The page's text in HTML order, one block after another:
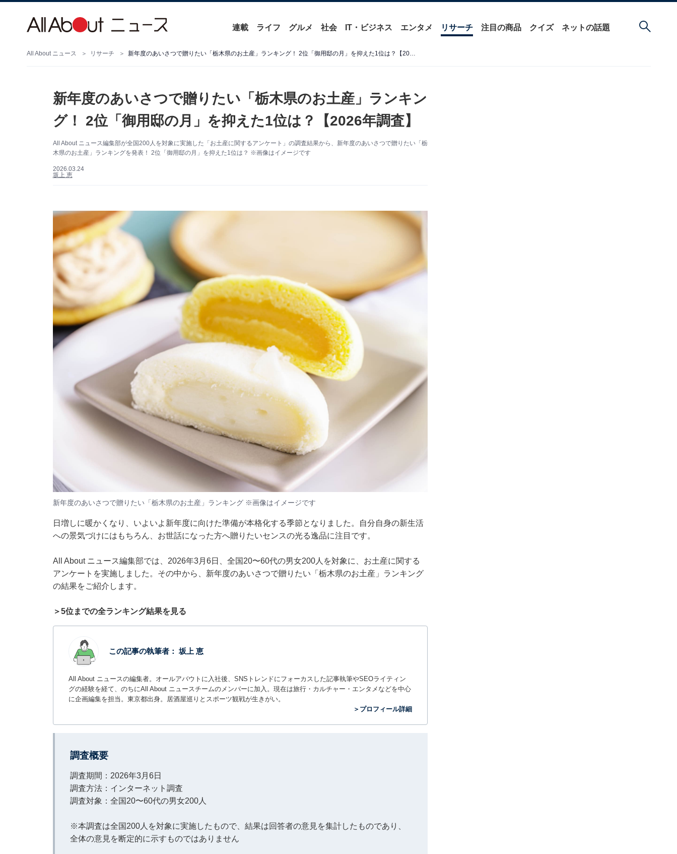
連載 ライフ グルメ 社会 IT・ビジネス エンタメ リサーチ 注目の商品 クイズ ネットの話題
All About ニュース リサーチ 新年度のあいさつで贈りたい「栃木県のお土産」ランキング！ 2位「御用邸の月」を抑えた1位は？【2026年調査】
新年度のあいさつで贈りたい「栃木県のお土産」ランキン
グ！ 2位「御用邸の月」を抑えた1位は？【2026年調査】
All About ニュース編集部が全国200人を対象に実施した「お土産に関するアンケート」の調査結果から、新年度のあいさつで贈りたい「栃
木県のお土産」ランキングを発表！ 2位「御用邸の月」を抑えた1位は？ ※画像はイメージです
2026.03.24
坂上 恵
新年度のあいさつで贈りたい「栃木県のお土産」ランキング ※画像はイメージです
日増しに暖かくなり、いよいよ新年度に向けた準備が本格化する季節となりました。自分自身の新生活
への景気づけにはもちろん、お世話になった方へ贈りたいセンスの光る逸品に注目です。
All About ニュース編集部では、2026年3月6日、全国20〜60代の男女200人を対象に、お土産に関する
アンケートを実施しました。その中から、新年度のあいさつで贈りたい「栃木県のお土産」ランキング
の結果をご紹介します。
＞5位までの全ランキング結果を見る
この記事の執筆者： 坂上 恵
All About ニュースの編集者。オールアバウトに入社後、SNSトレンドにフォーカスした記事執筆やSEOライティン
グの経験を経て、のちにAll About ニュースチームのメンバーに加入。現在は旅行・カルチャー・エンタメなどを中心
に企画編集を担当。東京都出身。居酒屋巡りとスポーツ観戦が生きがい。
＞プロフィール詳細
調査概要
調査期間：2026年3月6日
調査方法：インターネット調査
調査対象：全国20〜60代の男女200人
※本調査は全国200人を対象に実施したもので、結果は回答者の意見を集計したものであり、
全体の意見を断定的に示すものではありません